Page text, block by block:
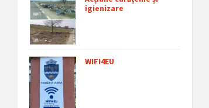
igienizare
WIFI4EU